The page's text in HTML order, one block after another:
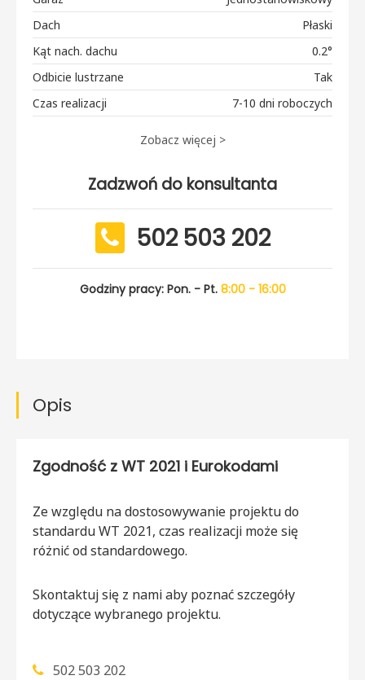
Dach
Płaski
Kąt nach. dachu
0.2°
Odbicie lustrzane
Tak
Czas realizacji
7-10 dni roboczych
Zobacz więcej >
Zadzwoń do konsultanta
502 503 202
Godziny pracy: Pon. - Pt. 8:00 - 16:00
Opis
Zgodność z WT 2021 i Eurokodami
Ze względu na dostosowywanie projektu do
standardu WT 2021, czas realizacji może się
różnić od standardowego.
Skontaktuj się z nami aby poznać szczegóły
dotyczące wybranego projektu.
502 503 202